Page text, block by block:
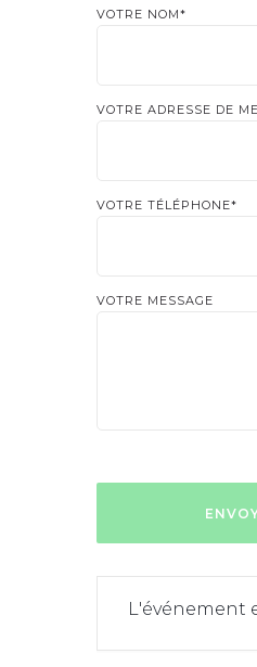
VOTRE NOM*
VOTRE ADRESSE DE
VOTRE TÉLÉPHONE*
VOTRE MESSAGE
L'événement